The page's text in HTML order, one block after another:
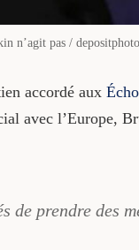
n’agit pas /
accordé aux
avec l’Europe,
prendre des